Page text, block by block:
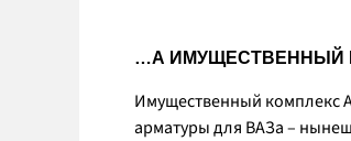
…А ИМУЩЕСТВЕННЫЙ
Имущественный комплекс
арматуры для ВАЗа –